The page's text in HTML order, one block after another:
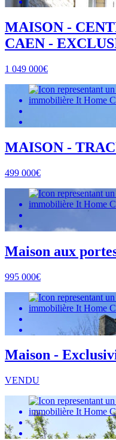
MAISON -
CAEN -
1 049 000€
MAISON -
499 000€
Maison aux
995 000€
Maison -
VENDU